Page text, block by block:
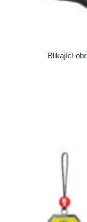
Blikající